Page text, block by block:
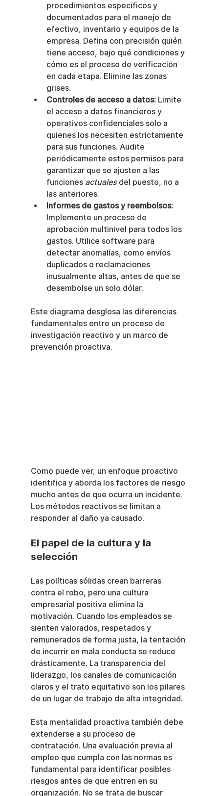
procedimientos específicos y
documentados para el manejo de
efectivo, inventario y equipos de la
empresa. Defina con precisión quién
tiene acceso, bajo qué condiciones y
cómo es el proceso de verificación
en cada etapa. Elimine las zonas
grises.
Controles de acceso a datos: Limite
el acceso a datos financieros y
operativos confidenciales solo a
quienes los necesiten estrictamente
para sus funciones. Audite
periódicamente estos permisos para
garantizar que se ajusten a las
funciones actuales del puesto, no a
las anteriores.
Informes de gastos y reembolsos:
Implemente un proceso de
aprobación multinivel para todos los
gastos. Utilice software para
detectar anomalías, como envíos
duplicados o reclamaciones
inusualmente altas, antes de que se
desembolse un solo dólar.
Este diagrama desglosa las diferencias
fundamentales entre un proceso de
investigación reactivo y un marco de
prevención proactiva.
Como puede ver, un enfoque proactivo
identifica y aborda los factores de riesgo
mucho antes de que ocurra un incidente.
Los métodos reactivos se limitan a
responder al daño ya causado.
El papel de la cultura y la
selección
Las políticas sólidas crean barreras
contra el robo, pero una cultura
empresarial positiva elimina la
motivación. Cuando los empleados se
sienten valorados, respetados y
remunerados de forma justa, la tentación
de incurrir en mala conducta se reduce
drásticamente. La transparencia del
liderazgo, los canales de comunicación
claros y el trato equitativo son los pilares
de un lugar de trabajo de alta integridad.
Esta mentalidad proactiva también debe
extenderse a su proceso de
contratación. Una evaluación previa al
empleo que cumpla con las normas es
fundamental para identificar posibles
riesgos antes de que entren en su
organización. No se trata de buscar